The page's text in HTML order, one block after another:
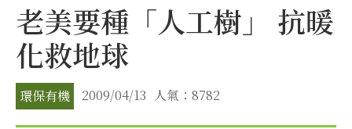
老美要種「人工樹」 抗暖
化救地球
環保有機 2009/04/13 人氣：8782